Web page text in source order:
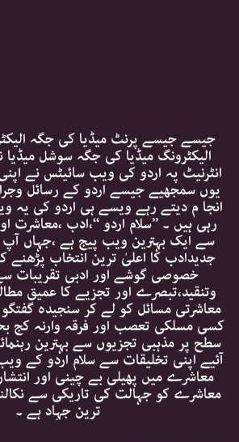
جیسے جیسے پرنٹ میڈیا کی جگہ
الیکٹرونگ میڈیا کی جگہ سوشل
انٹرنیٹ پہ اردو کی ویب سائیٹس نے
یوں سمجھیے جیسے اردو کے رسائل
انجا م دیتے رہے ویسے ہی اردو کی
رہی ہیں ۔ ’’سلام اردو ‘‘،ادب
سے ایک بہترین ویب پیج ہے ،جہاں
جدیدادب کا اعلیٰ ترین انتخاب پڑھنے
خصوصی گوشے اور ادبی تقریبات
وتنقید،تبصرے اور تجزیے کا عمیق
معاشرتی مسائل کو لے کر سنجیدہ
کسی مسلکی تعصب اور فرقہ وارنہ کج
سطح پر مذہبی تجزیوں سے بہترین
آئیے اپنی تخلیقات سے سلام اردو کے
معاشرے میں پھیلی بے چینی اور
معاشرے کو جہالت کی تاریکی سے
ترین جہاد ہے ۔